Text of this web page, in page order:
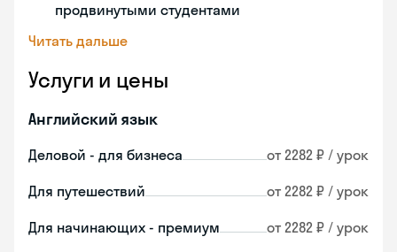
продвинутыми студентами
Читать дальше
Услуги и цены
Английский язык
Деловой - для бизнеса от 2282 ₽ / урок
Для путешествий от 2282 ₽ / урок
Для начинающих - премиум от 2282 ₽ / урок